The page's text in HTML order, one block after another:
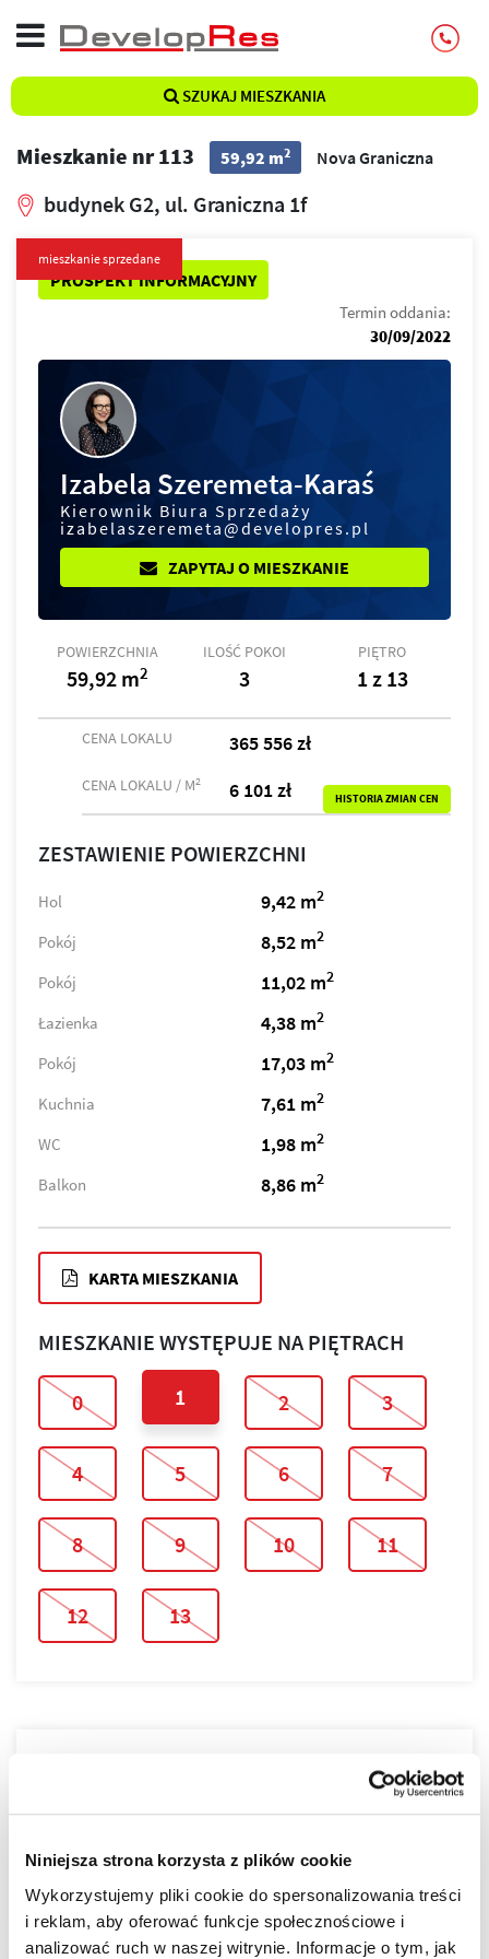
Niniejsza strona korzysta z plików cookie
Wykorzystujemy pliki cookie do spersonalizowania treści
i reklam, aby oferować funkcje społecznościowe i
analizować ruch w naszej witrynie. Informacje o tym, jak
SZUKAJ MIESZKANIA
Mieszkanie nr 113 59,92 m2 Nova Graniczna
budynek G2, ul. Graniczna 1f
PROSPEKT INFORMACYJNY
mieszkanie sprzedane
Termin oddania:
30/09/2022
Izabela Szeremeta-Karaś
Kierownik Biura Sprzedaży
izabelaszeremeta@developres.pl
ZAPYTAJ O MIESZKANIE
POWIERZCHNIA
59,92 m2
ILOŚĆ POKOI
3
PIĘTRO
1 z 13
CENA LOKALU 365 556 zł
CENA LOKALU / M2 6 101 zł HISTORIA ZMIAN CEN
ZESTAWIENIE POWIERZCHNI
Hol 9,42 m2
Pokój 8,52 m2
Pokój 11,02 m2
Łazienka 4,38 m2
Pokój 17,03 m2
Kuchnia 7,61 m2
WC 1,98 m2
Balkon 8,86 m2
KARTA MIESZKANIA
MIESZKANIE WYSTĘPUJE NA PIĘTRACH
0 1 2 3
4 5 6 7
8 9 10 11
12 13